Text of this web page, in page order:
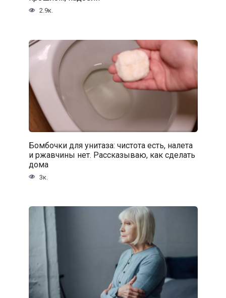
2.9к.
Бомбочки для унитаза: чистота есть, налета
и ржавчины нет. Рассказываю, как сделать
дома
3к.